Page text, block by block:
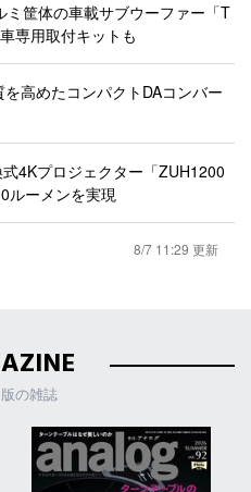
ミ筐体の車載サブウーファー「T
専用取付キットも
高めたコンパクトDAコンバー
4Kプロジェクター「ZUH1200
ルーメンを実現
8/7 11:29 更新
の雑誌